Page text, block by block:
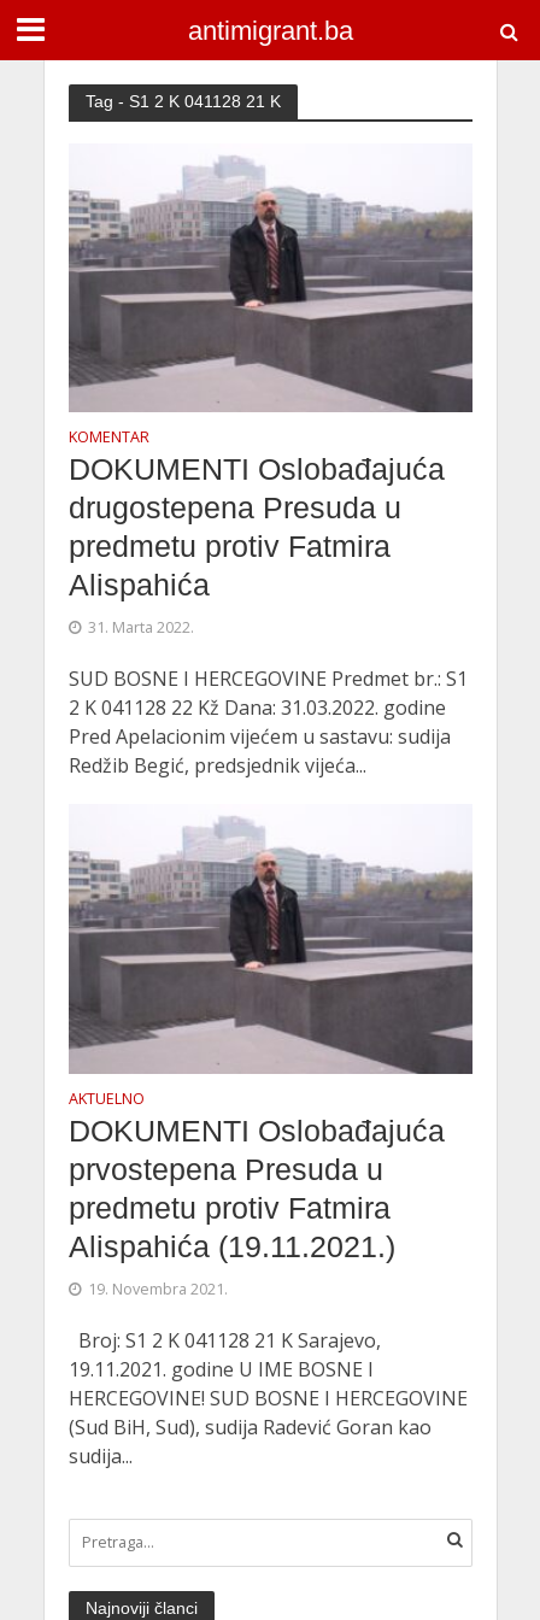
antimigrant.ba
Tag - S1 2 K 041128 21 K
KOMENTAR
DOKUMENTI Oslobađajuća
drugostepena Presuda u
predmetu protiv Fatmira
Alispahića
31. Marta 2022.
SUD BOSNE I HERCEGOVINE Predmet br.: S1
2 K 041128 22 Kž Dana: 31.03.2022. godine
Pred Apelacionim vijećem u sastavu: sudija
Redžib Begić, predsjednik vijeća...
AKTUELNO
DOKUMENTI Oslobađajuća
prvostepena Presuda u
predmetu protiv Fatmira
Alispahića (19.11.2021.)
19. Novembra 2021.
Broj: S1 2 K 041128 21 K Sarajevo,
19.11.2021. godine U IME BOSNE I
HERCEGOVINE! SUD BOSNE I HERCEGOVINE
(Sud BiH, Sud), sudija Radević Goran kao
sudija...
Najnoviji članci